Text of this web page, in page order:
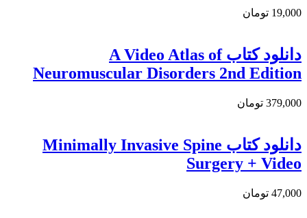
19,000 تومان
دانلود كتاب A Video Atlas of
Neuromuscular Disorders 2nd Edition
379,000 تومان
دانلود کتاب Minimally Invasive Spine
Surgery + Video
47,000 تومان